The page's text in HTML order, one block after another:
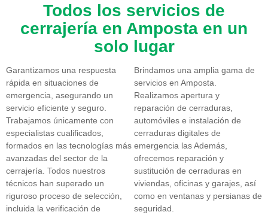
Todos los servicios de
cerrajería en Amposta en un
solo lugar
Garantizamos una respuesta
rápida en situaciones de
emergencia, asegurando un
servicio eficiente y seguro.
Trabajamos únicamente con
especialistas cualificados,
formados en las tecnologías más
avanzadas del sector de la
cerrajería. Todos nuestros
técnicos han superado un
riguroso proceso de selección,
incluida la verificación de
Brindamos una amplia gama de
servicios en Amposta.
Realizamos apertura y
reparación de cerraduras,
automóviles e instalación de
cerraduras digitales de
emergencia las Además,
ofrecemos reparación y
sustitución de cerraduras en
viviendas, oficinas y garajes, así
como en ventanas y persianas de
seguridad.